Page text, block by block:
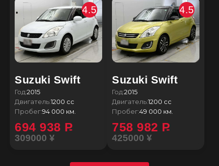
Suzuki Swift
4.5
Год:2015
Двигатель:1200 сс
Пробег:94 000 км.
694 938 P
309000 ¥
Suzuki Swift
4.5
Год:2015
Двигатель:1200 сс
Пробег:49 000 км.
758 982 P
425000 ¥